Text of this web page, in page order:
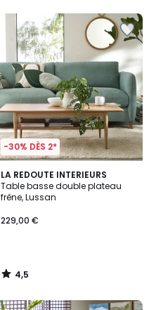
-30% DÈS 2*
LA REDOUTE INTERIEURS
Table basse double plateau
frêne, Lussan
229,00 €
4,5
/ 5
4,5
/